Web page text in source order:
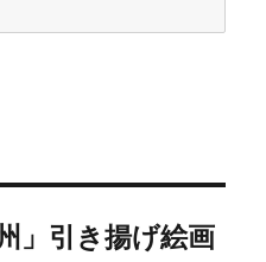
」引き揚げ絵画